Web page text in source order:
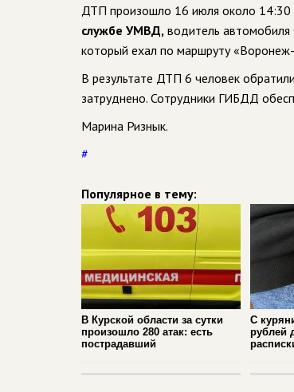
ДТП произошло 16 июля около 14:30
службе УМВД, водитель автомобиля
который ехал по маршруту
В результате ДТП 6 человек
затруднено. Сотрудники ГИБДД
Марина Ризнык.
#
Популярное в тему:
В Курской области за сутки
произошло 280 атак: есть
пострадавший
С
рублей